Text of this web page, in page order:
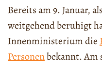
Bereits am 9. Januar,
weitgehend beruhigt
Innenministerium die
Personenbekannt. Am